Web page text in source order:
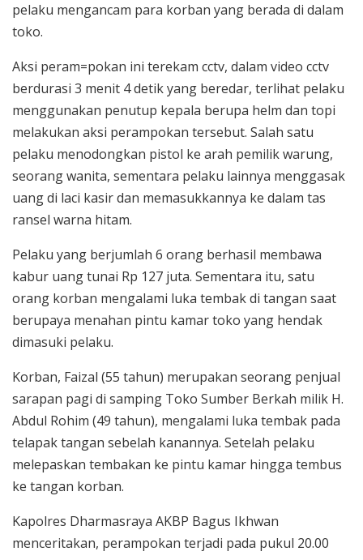
pelaku mengancam para korban yang berada di dalam
toko.
Aksi peram=pokan ini terekam cctv, dalam video cctv
berdurasi 3 menit 4 detik yang beredar, terlihat pelaku
menggunakan penutup kepala berupa helm dan topi
melakukan aksi perampokan tersebut. Salah satu
pelaku menodongkan pistol ke arah pemilik warung,
seorang wanita, sementara pelaku lainnya menggasak
uang di laci kasir dan memasukkannya ke dalam tas
ransel warna hitam.
Pelaku yang berjumlah 6 orang berhasil membawa
kabur uang tunai Rp 127 juta. Sementara itu, satu
orang korban mengalami luka tembak di tangan saat
berupaya menahan pintu kamar toko yang hendak
dimasuki pelaku.
Korban, Faizal (55 tahun) merupakan seorang penjual
sarapan pagi di samping Toko Sumber Berkah milik H.
Abdul Rohim (49 tahun), mengalami luka tembak pada
telapak tangan sebelah kanannya. Setelah pelaku
melepaskan tembakan ke pintu kamar hingga tembus
ke tangan korban.
Kapolres Dharmasraya AKBP Bagus Ikhwan
menceritakan, perampokan terjadi pada pukul 20.00